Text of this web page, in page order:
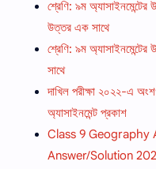
শ্রেণি: ৯ম
উত্তর এক সাথে
শ্রেণি: ৯ম
সাথে
দাখিল পরীক্ষা ২০২২-এ
অ্যাসাইনমেন্ট প্রকাশ
Class 9 Geography
Answer/Solution 2021,